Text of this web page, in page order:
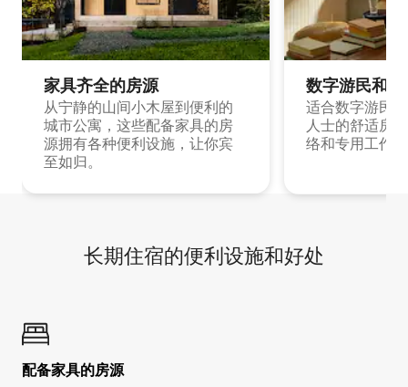
家具齐全的房源
从宁静的山间小木屋到便利的
城市公寓，这些配备家具的房
源拥有各种便利设施，让你宾
至如归。
数字游民和
适合数字游民
人士的舒适房
络和专用工作
长期住宿的便利设施和好处
配备家具的房源